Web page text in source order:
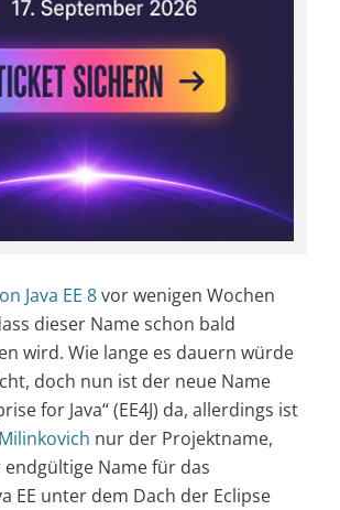
Java EE 8vor wenigen Wochen
dieser Name schon bald
wird. Wie lange es dauern würde
doch nun ist der neue Name
for Java“ (EE4J) da, allerdings ist
nur der Projektname,
Name für das
EE unter dem Dach der Eclipse